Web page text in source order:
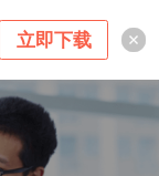
立即下载